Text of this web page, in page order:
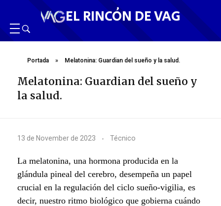
EL RINCÓN DE VAG
Portada » Melatonina: Guardian del sueño y la salud.
Melatonina: Guardian del sueño y
la salud.
M
e
l
a
13 de November de 2023 Técnico
La melatonina, una hormona producida en la
glándula pineal del cerebro, desempeña un papel
crucial en la regulación del ciclo sueño-vigilia, es
decir, nuestro ritmo biológico que gobierna cuándo